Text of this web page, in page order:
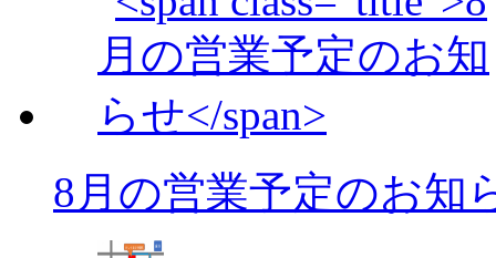
8月の営業予定のお知